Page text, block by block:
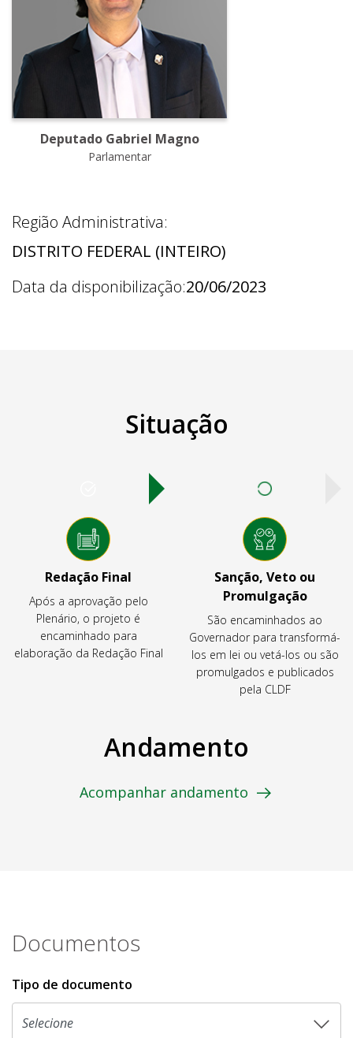
Deputado Gabriel Magno
Parlamentar
Região Administrativa:
DISTRITO FEDERAL (INTEIRO)
Data da disponibilização:20/06/2023
Situação
Redação Final
Após a aprovação pelo
Plenário, o projeto é
encaminhado para
elaboração da Redação Final
Sanção, Veto ou
Promulgação
São encaminhados ao
Governador para transformá-
los em lei ou vetá-los ou são
promulgados e publicados
pela CLDF
Andamento
Acompanhar andamento
Documentos
Tipo de documento